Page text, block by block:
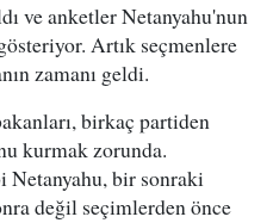
ve anketler Netanyahu'nun
Artık seçmenlere
zamanı geldi.
birkaç partiden
kurmak zorunda.
Netanyahu, bir sonraki
değil seçimlerden önce